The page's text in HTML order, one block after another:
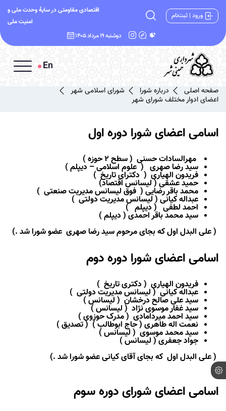
ورود | ثبت‌نام
اقتصادی مقاومتی در سایۀ وحدت ملی و
امنیت ملی
دوشنبه 19 مرداد 1405
En
صفحه اصلی شورای اسلامی شهر
درباره شورا
اعضای ادوار مختلف شورای شهر
اسامی اعضای شورا دوره اول
مهرالسادات حسنی ( سطح 2 حوزه )
سید رضا صهری ( علوم اسلامی– دیپلم )
فریدون الهیاری ( دکترای تاریخ )
حمید عشقی ( لیسانس اقتصاد)
محمد باقر رضایی ( فوق لیسانسمدیریت صنعتی )
عبداله کیانی ( لیسانس مدیریت دولتی )
احمد لطفی ( دیپلم )
سید محمد باقر احمدی ( دیپلم )
( علی البدل اول که بجای مرحوم سید رضا صهری عضو شورا شد .)
اسامی اعضای شورا دوره دوم
فریدون الهیاری ( دکتری تاریخ )
عبداله کیانی ( لیسانس مدیریت دولتی )
سید علی صالح درخشان ( لیسانس )
سید غفار موسوی نژاد ( لیسانس )
سید احمد میردامادی ( مدرک حوزوی )
نعمت اله طاهری ( حاج ابوطالب ) ( تصدیق )
سید محمد موسوی ( لیسانس )
جواد جعفری ( لیسانس )
( علی البدل اول که بجای آقای کیانی عضو شورا شد .)
اسامی اعضای شورای دوره سوم